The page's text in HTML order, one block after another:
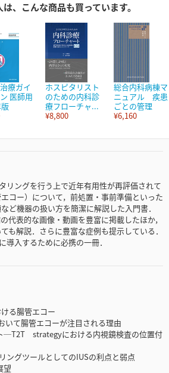
、こんな商品も買っています。
療ガイ
医師用
ホスピタリスト
のための内科診
療フローチャ...
¥8,800
総合内科病棟マ
ニュアル 疾患
ごとの管理
¥6,160
リングを行う上で近年有用性が再評価されて
コー）について，前処置・事前準備といった
ど機器の扱い方を簡潔に解説した入門書．
代表的な画像・動画を豊富に掲載したほか，
も解説．さらに豊富な症例も提示している．
導入するために必携の一冊．
る腸管エコー
て腸管エコーが注目される理由
strategyにおける内視鏡検査の位置付
グツールとしてのIUSの利点と弱点